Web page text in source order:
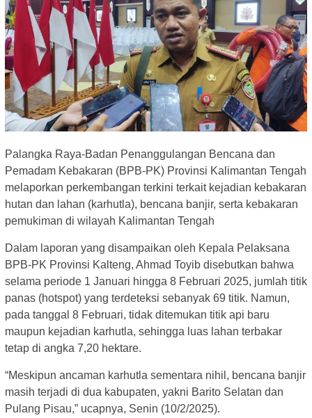
Palangka Raya-Badan Penanggulangan Bencana dan
Pemadam Kebakaran (BPB-PK) Provinsi Kalimantan Tengah
melaporkan perkembangan terkini terkait kejadian kebakaran
hutan dan lahan (karhutla), bencana banjir, serta kebakaran
pemukiman di wilayah Kalimantan Tengah
Dalam laporan yang disampaikan oleh Kepala Pelaksana
BPB-PK Provinsi Kalteng, Ahmad Toyib disebutkan bahwa
selama periode 1 Januari hingga 8 Februari 2025, jumlah titik
panas (hotspot) yang terdeteksi sebanyak 69 titik. Namun,
pada tanggal 8 Februari, tidak ditemukan titik api baru
maupun kejadian karhutla, sehingga luas lahan terbakar
tetap di angka 7,20 hektare.
“Meskipun ancaman karhutla sementara nihil, bencana banjir
masih terjadi di dua kabupaten, yakni Barito Selatan dan
Pulang Pisau,” ucapnya, Senin (10/2/2025).